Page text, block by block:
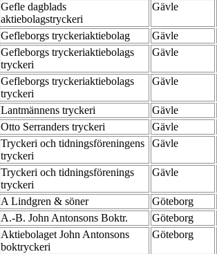
Gefle dagblads
aktiebolagstryckeri
Gävle
Gefleborgs tryckeriaktiebolag Gävle
Gefleborgs tryckeriaktiebolags
tryckeri
Gävle
Gefleborgs tryckeriaktiebolags
tryckeri
Gävle
Lantmännens tryckeri Gävle
Otto Serranders tryckeri Gävle
Tryckeri och tidningsföreningens
tryckeri
Gävle
Tryckeri och tidningsförenings
tryckeri
Gävle
A Lindgren & söner Göteborg
A.-B. John Antonsons Boktr. Göteborg
Aktiebolaget John Antonsons
boktryckeri
Göteborg